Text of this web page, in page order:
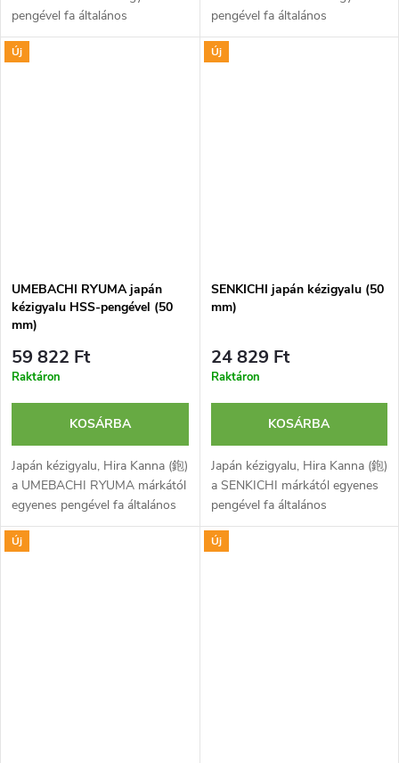
pengével fa általános
megmunkálásához,
kiegyenlítéséhez és
pengével fa általános
megmunkálásához,
kiegyenlítéséhez és
Új
UMEBACHI RYUMA japán
kézigyalu HSS-pengével (50
mm)
59 822 Ft
Raktáron
KOSÁRBA
Japán kézigyalu, Hira Kanna (鉋)
a UMEBACHI RYUMA márkától
egyenes pengével fa általános
megmunkálásához,
kiegyenlítéséhez és
Új
SENKICHI japán kézigyalu (50
mm)
24 829 Ft
Raktáron
KOSÁRBA
Japán kézigyalu, Hira Kanna (鉋)
a SENKICHI márkától egyenes
pengével fa általános
megmunkálásához,
kiegyenlítéséhez és
Új Új